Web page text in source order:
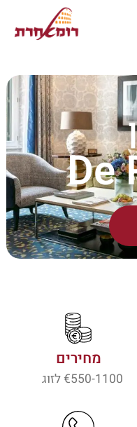
De
מחירים
550-1100€ לזוג